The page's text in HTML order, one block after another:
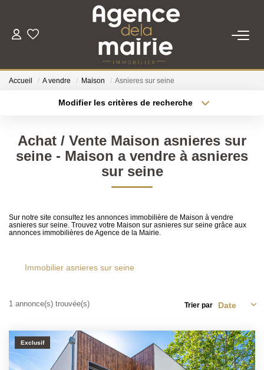
TRANSACTION
GESTION
Qui Sommes Nous
Accueil A vendre Maison Asnieres sur seine
Modifier les critères de recherche
Sélectionnez...
Type de bien
Surface min
Achat / Vente Maison asnieres sur
seine - Maison a vendre à asnieres
sur seine
Sur notre site consultez les annonces immobilière de Maison à vendre
asnieres sur seine. Trouvez votre Maison sur asnieres sur seine grâce aux
annonces immobilières de Agence de la Mairie.
Immobilier asnieres sur seine
1 annonce(s) trouvée(s) Trier par
Exclusif